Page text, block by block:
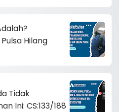
Hilang
Tidak
Ini: CS:133/188